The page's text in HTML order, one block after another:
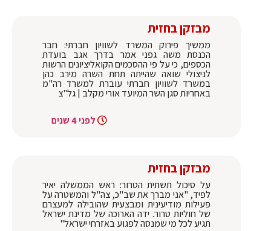
מבזקן בחזית
ממשיך פירוק המשרד לשוויון חברתי: חבר
הכנסת משה גפני אמר בדרך אגב בועדת
הכספים, כי על פי ההסכמים הקואליציונים הרשות
לניצולי שואה שהייתה תחת השרה מירב כהן
במשרד לשוויון חברתי עוברת למשרד רה"מ
באחריות סגן השר המיועד אורי מקלב | גל"צ
לפני 4 שנים
מבזקן בחזית
על סיכול תשתית הטרור: ראש הממשלה יאיר
לפיד, "אני מברך את שב"כ, צה"ל והמשטרה על
פעילות מודיעינית ומבצעית שהובילה למעצרם
של חוליות טרור. ידה הארוכה של מדינת ישראל
תגיע לכל מי שמנסה לפגוע באזרחי ישראל"